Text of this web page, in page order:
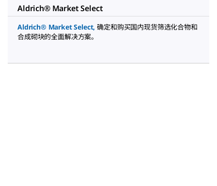
Aldrich® Market Select
Aldrich® Market Select, 确定和购买国内现货筛选化合物和
合成砌块的全面解决方案。